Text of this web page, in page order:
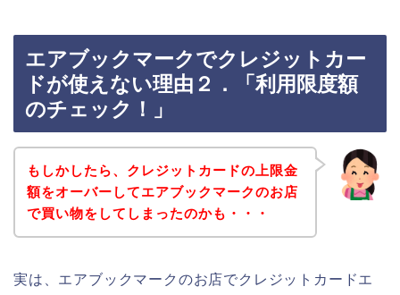
エアブックマークでクレジットカー
ドが使えない理由２．「利用限度額
のチェック！」
もしかしたら、クレジットカードの上限金
額をオーバーしてエアブックマークのお店
で買い物をしてしまったのかも・・・
実は、エアブックマークのお店でクレジットカードエ